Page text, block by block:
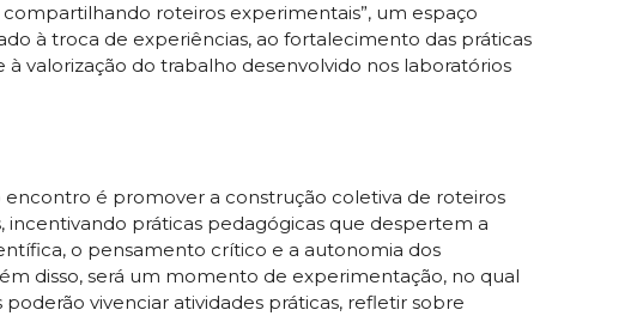
roteiros experimentais”, um espaço
à troca de experiências, ao fortalecimento das práticas
à valorização do trabalho desenvolvido nos laboratórios
é promover a construção coletiva de roteiros
incentivando práticas pedagógicas que despertem a
o pensamento crítico e a autonomia dos
disso, será um momento de experimentação, no qual
poderão vivenciar atividades práticas, refletir sobre